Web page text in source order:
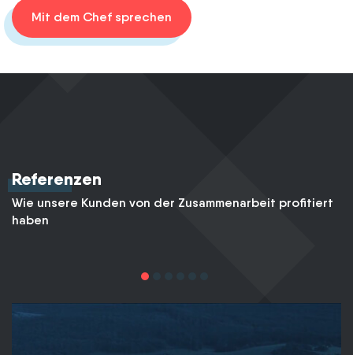
Mit dem Chef sprechen
Referenzen
Wie unsere Kunden von der Zusammenarbeit profitiert
haben